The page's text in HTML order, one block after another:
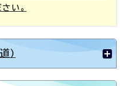
い。
）